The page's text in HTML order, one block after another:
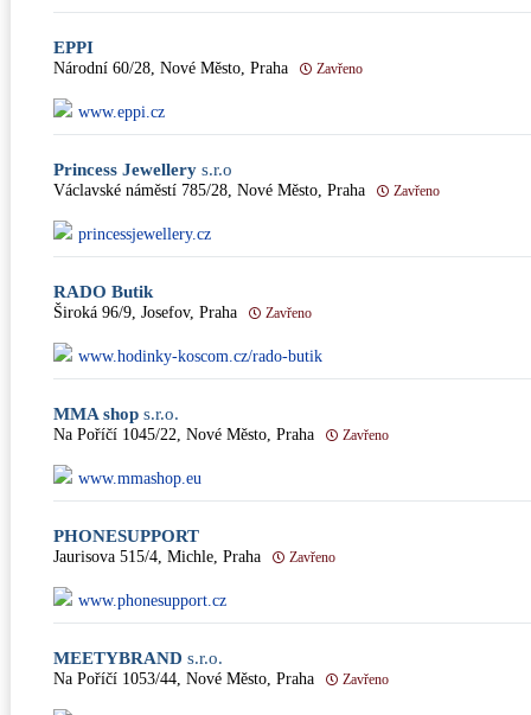
EPPI
Národní 60/28, Nové Město, Praha Zavřeno
www.eppi.cz
Princess Jewellery s.r.o
Václavské náměstí 785/28, Nové Město, Praha Zavřeno
princessjewellery.cz
RADO Butik
Široká 96/9, Josefov, Praha Zavřeno
www.hodinky-koscom.cz/rado-butik
MMA shop s.r.o.
Na Poříčí 1045/22, Nové Město, Praha Zavřeno
www.mmashop.eu
PHONESUPPORT
Jaurisova 515/4, Michle, Praha Zavřeno
www.phonesupport.cz
MEETYBRAND s.r.o.
Na Poříčí 1053/44, Nové Město, Praha Zavřeno